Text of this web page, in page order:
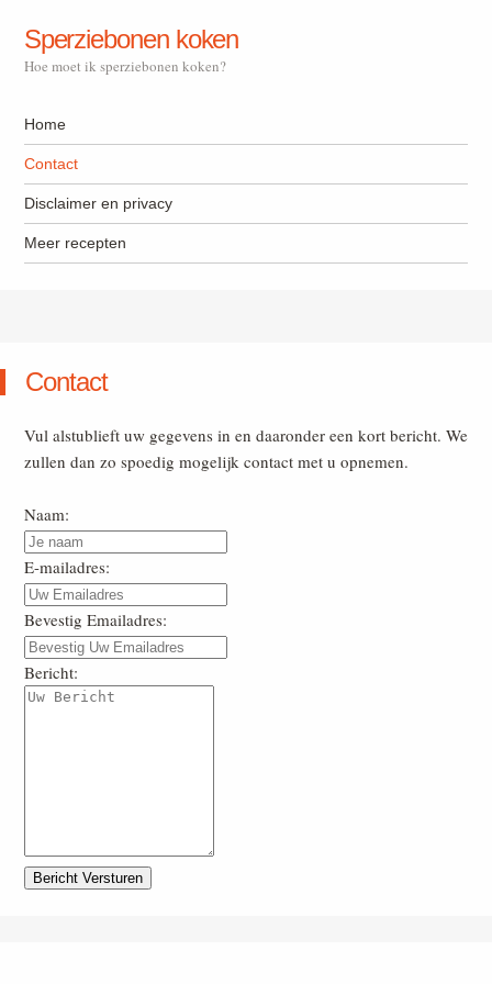
Sperziebonen koken
Hoe moet ik sperziebonen koken?
Navigation
Skip to content
Home
Contact
Disclaimer en privacy
Meer recepten
Contact
Vul alstublieft uw gegevens in en daaronder een kort bericht. We
zullen dan zo spoedig mogelijk contact met u opnemen.
Naam:
E-mailadres:
Bevestig Emailadres:
Bericht: